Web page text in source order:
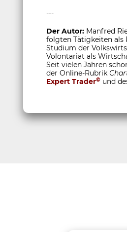
---
Der Autor: Manfred
folgten Tätigkeiten als
Studium der
Volontariat als
Seit vielen Jahren
der Online-Rubrik
Expert Trader© und